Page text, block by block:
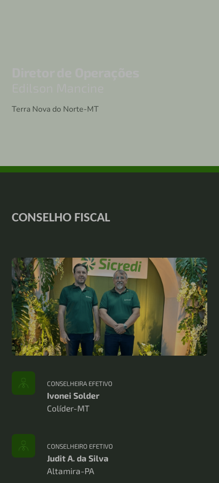
Terra Nova do Norte-MT
CONSELHO FISCAL
CONSELHEIRA EFETIVO
Ivonei Solder
Colíder-MT
CONSELHEIRO EFETIVO
Judit A. da Silva
Altamira-PA